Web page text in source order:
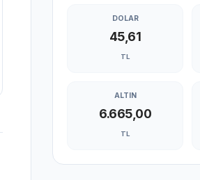
DOLAR
45,61
TL
ALTIN
6.665,00
TL